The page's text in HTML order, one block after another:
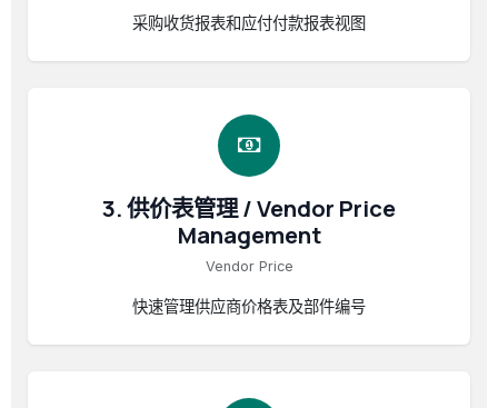
采购收货报表和应付付款报表视图
3. 供价表管理 / Vendor Price
Management
Vendor Price
快速管理供应商价格表及部件编号